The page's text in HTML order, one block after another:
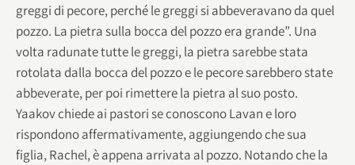
greggi di pecore, perché le greggi si abbeveravano da quel
pozzo. La pietra sulla bocca del pozzo era grande”. Una
volta radunate tutte le greggi, la pietra sarebbe stata
rotolata dalla bocca del pozzo e le pecore sarebbero state
abbeverate, per poi rimettere la pietra al suo posto.
Yaakov chiede ai pastori se conoscono Lavan e loro
rispondono affermativamente, aggiungendo che sua
figlia, Rachel, è appena arrivata al pozzo. Notando che la